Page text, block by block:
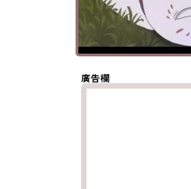
分享至 X
(Twitter)
分享至
Whatsapp
複製鏈結
廣告欄